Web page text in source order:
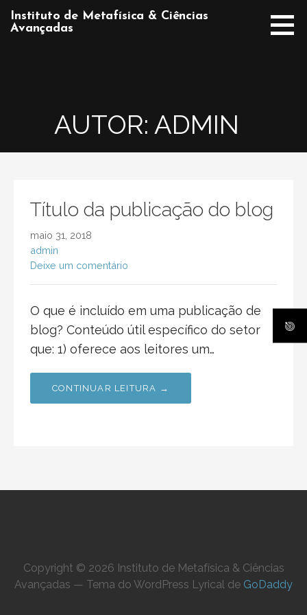
direto
Instituto de Metafísica & Ciências
Avançadas
AUTOR: ADMIN
Título da publicação do blog
maio 31, 2018
admin
Deixe um comentário
O que é incluído em uma publicação de
blog? Conteúdo útil específico do setor
que: 1) oferece aos leitores um…
CONTINUAR LEITURA →
Copyright © 2026 Instituto de Metafísica & Ciências
Avançadas — Tema do WordPress Lyrical de GoDaddy